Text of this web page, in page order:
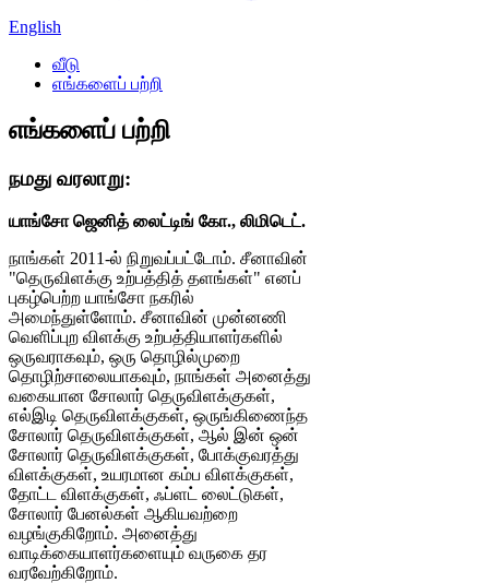
English
வீடு
எங்களைப் பற்றி
எங்களைப் பற்றி
நமது வரலாறு:
யாங்சோ ஜெனித் லைட்டிங் கோ., லிமிடெட்.
நாங்கள் 2011-ல் நிறுவப்பட்டோம். சீனாவின்
"தெருவிளக்கு உற்பத்தித் தளங்கள்" எனப்
புகழ்பெற்ற யாங்சோ நகரில்
அமைந்துள்ளோம். சீனாவின் முன்னணி
வெளிப்புற விளக்கு உற்பத்தியாளர்களில்
ஒருவராகவும், ஒரு தொழில்முறை
தொழிற்சாலையாகவும், நாங்கள் அனைத்து
வகையான சோலார் தெருவிளக்குகள்,
எல்இடி தெருவிளக்குகள், ஒருங்கிணைந்த
சோலார் தெருவிளக்குகள், ஆல் இன் ஒன்
சோலார் தெருவிளக்குகள், போக்குவரத்து
விளக்குகள், உயரமான கம்ப விளக்குகள்,
தோட்ட விளக்குகள், ஃப்ளட் லைட்டுகள்,
சோலார் பேனல்கள் ஆகியவற்றை
வழங்குகிறோம். அனைத்து
வாடிக்கையாளர்களையும் வருகை தர
வரவேற்கிறோம்.